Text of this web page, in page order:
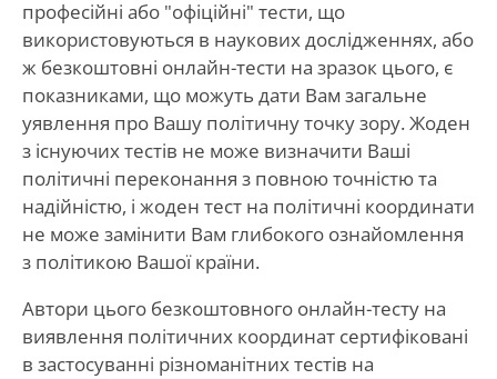
професійні або "офіційні" тести, що
використовуються в наукових дослідженнях, або
ж безкоштовні онлайн-тести на зразок цього, є
показниками, що можуть дати Вам загальне
уявлення про Вашу політичну точку зору. Жоден
з існуючих тестів не може визначити Ваші
політичні переконання з повною точністю та
надійністю, і жоден тест на політичні координати
не може замінити Вам глибокого ознайомлення
з політикою Вашої країни.
Автори цього безкоштовного онлайн-тесту на
виявлення політичних координат сертифіковані
в застосуванні різноманітних тестів на